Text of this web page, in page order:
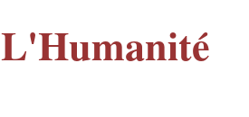
L'Humanité